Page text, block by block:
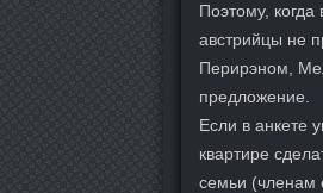
Поэтому, когда
австрийцы не
Перирэном,
предложение.
Если в анкете
квартире
семьи (членам